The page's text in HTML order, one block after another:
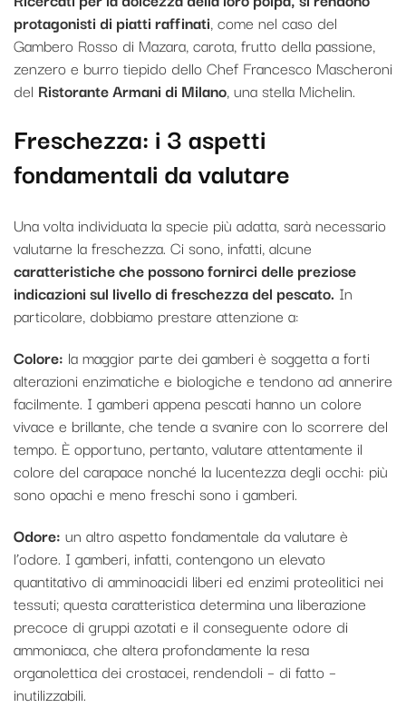
protagonisti di piatti raffinati, come nel caso del
Gambero Rosso di Mazara, carota, frutto della passione,
zenzero e burro tiepido dello Chef Francesco Mascheroni
del Ristorante Armani di Milano, una stella Michelin.
Freschezza: i 3 aspetti
fondamentali da valutare
Una volta individuata la specie più adatta, sarà necessario
valutarne la freschezza. Ci sono, infatti, alcune
caratteristiche che possono fornirci delle preziose
indicazioni sul livello di freschezza del pescato. In
particolare, dobbiamo prestare attenzione a:
Colore: la maggior parte dei gamberi è soggetta a forti
alterazioni enzimatiche e biologiche e tendono ad annerire
facilmente. I gamberi appena pescati hanno un colore
vivace e brillante, che tende a svanire con lo scorrere del
tempo. È opportuno, pertanto, valutare attentamente il
colore del carapace nonché la lucentezza degli occhi: più
sono opachi e meno freschi sono i gamberi.
Odore: un altro aspetto fondamentale da valutare è
l’odore. I gamberi, infatti, contengono un elevato
quantitativo di amminoacidi liberi ed enzimi proteolitici nei
tessuti; questa caratteristica determina una liberazione
precoce di gruppi azotati e il conseguente odore di
ammoniaca, che altera profondamente la resa
organolettica dei crostacei, rendendoli – di fatto –
inutilizzabili.